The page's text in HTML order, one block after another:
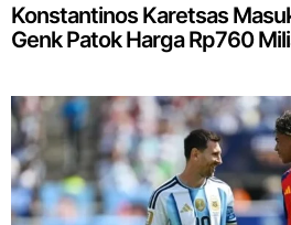
Konstantinos Karetsas
Genk Patok Harga Rp760